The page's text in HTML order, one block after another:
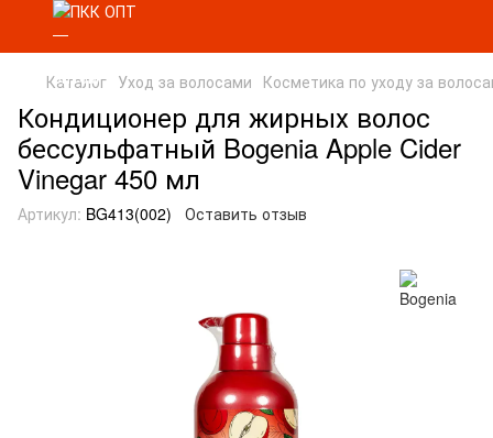
Каталог Уход за волосами Косметика по уходу за
Кондиционер для жирных волос
бессульфатный Bogenia Apple Cider
Vinegar 450 мл
Артикул: BG413(002) Оставить отзыв